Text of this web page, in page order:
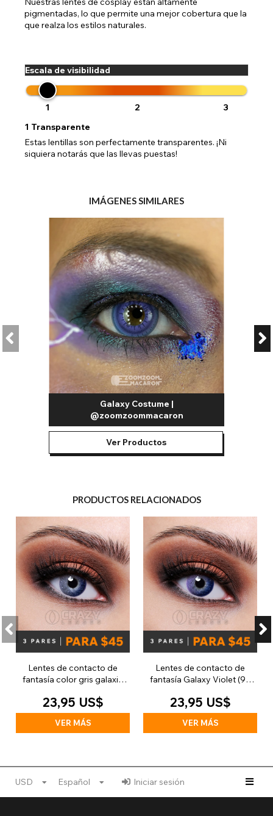
pigmentadas, lo que permite una mejor cobertura que la
que realza los estilos naturales.
Escala de visibilidad
1 2
3
1 Transparente
Estas lentillas son perfectamente transparentes. ¡Ni
siquiera notarás que las llevas puestas!
IMÁGENES SIMILARES
Galaxy Costume |
@zoomzoommacaron
Ver Productos
PRODUCTOS RELACIONADOS
Lentes de contacto de
fantasía color gris galaxia
23,95 US$
VER MÁS
Lentes de contacto de
fantasía Galaxy Violet (90
23,95 US$
VER MÁS
USD Español Iniciar sesión